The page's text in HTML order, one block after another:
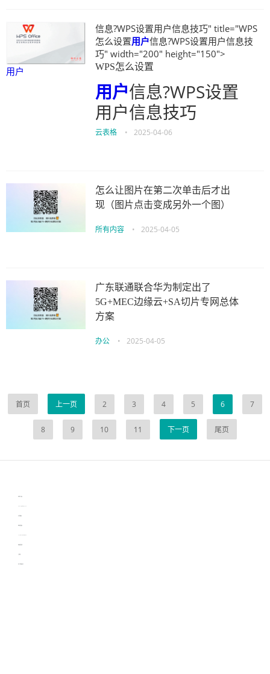
用户
信息?WPS设置用户信息技巧" title="WPS
怎么设置用户信息?WPS设置用户信息技
巧" width="200" height="150">
WPS怎么设置
用户信息?WPS设置
用户信息技巧
云表格 • 2025-04-06
怎么让图片在第二次单击后才出
现（图片点击变成另外一个图）
所有内容 • 2025-04-05
广东联通联合华为制定出了
5G+MEC边缘云+SA切片专网总体
方案
办公 • 2025-04-05
首页 上一页 2 3 4 5 6 7
8 9 10 11 下一页 尾页